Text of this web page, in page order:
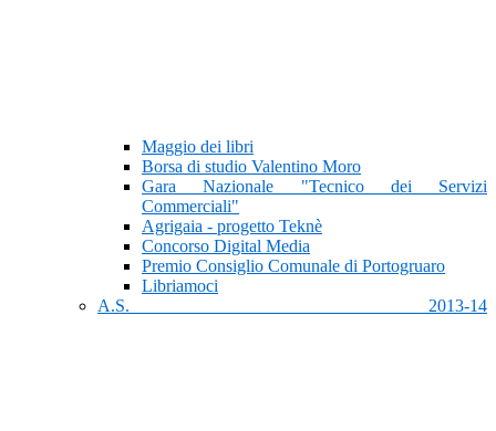
Maggio dei libri
Borsa di studio Valentino Moro
Gara Nazionale "Tecnico dei Servizi
Commerciali"
Agrigaia - progetto Teknè
Concorso Digital Media
Premio Consiglio Comunale di Portogruaro
Libriamoci
A.S. 2013-14